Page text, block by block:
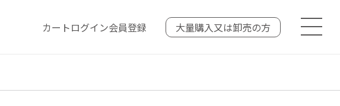
カートログイン会員登録 大量購入又は卸売の方